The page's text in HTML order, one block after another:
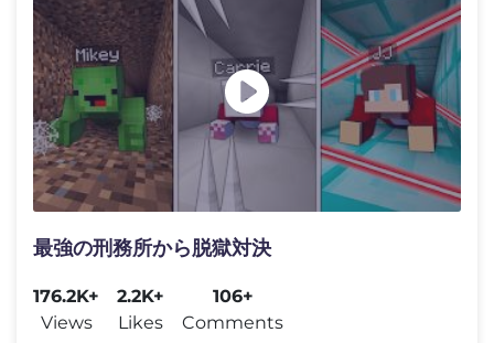
最強の刑務所から脱獄対決
176.2K+
Views
2.2K+
Likes
106+
Comments